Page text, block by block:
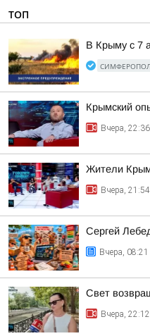
ТОП
В Крыму с 7
Крымский
Вчера, 22:36
Жители
Вчера, 21:54
Сергей
Вчера, 08:21
Свет
Вчера, 22:12